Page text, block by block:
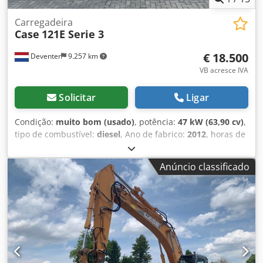
Deventer 9.257 km
Carregadeira
Case 121E Serie 3
€ 18.500
VB acresce IVA
Solicitar Ligar
Condição: muito bom (usado), potência: 47 kW (63,90 cv),
tipo de combustível: diesel, Ano de fabrico: 2012, horas de
, = Outras opções e acessórios = -
Controlo com 2 pedais - Cabina fechada = Observações =
Dkedpjzrd Uasfx Aixer CASE 121E Série 3 – Ano de fabrico:
2012 – 1.060 horas de funcionamento Retroescavadora
CASE 121E Série 3, ano de fabrico: 2012. A máquina está
em bom estado e tem apenas 1.060 horas de
funcionamento. A máquina está em bom estado, tanto a
nível técnico como estético. É adequada para diversas
áreas de aplicação e está pronta para uso imediato.
Características: * Ano de fabrico: 2012 * Apenas 1.060
Anúncio classificado